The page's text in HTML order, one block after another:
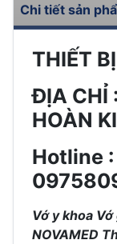
Chi tiết sản
THIẾT
ĐỊA CHỈ
HOÀN
Hotline
Vớ y khoa
NOVAMED